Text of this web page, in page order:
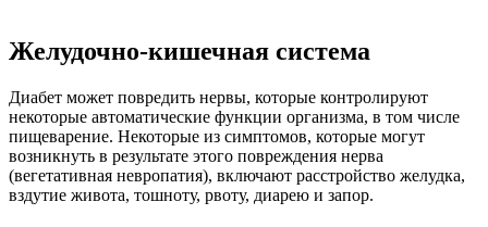
Желудочно-кишечная система
Диабет может повредить нервы, которые контролируют
некоторые автоматические функции организма, в том числе
пищеварение. Некоторые из симптомов, которые могут
возникнуть в результате этого повреждения нерва
(вегетативная невропатия), включают расстройство желудка,
вздутие живота, тошноту, рвоту, диарею и запор.